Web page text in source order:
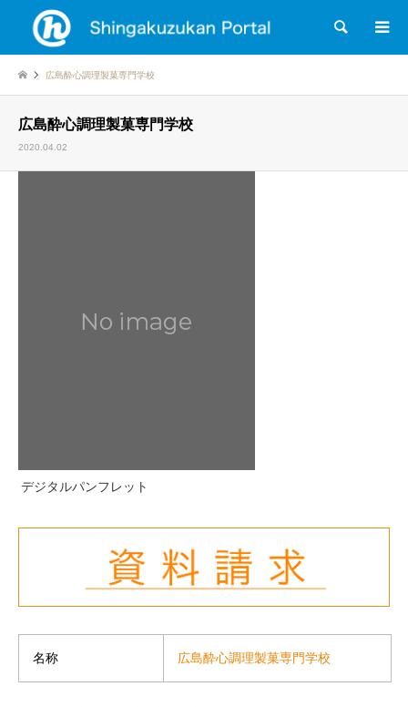
検索
広島酔心調理製菓専門学校
広島酔心調理製菓専門学校
2020.04.02
デジタルパンフレット
名称 広島酔心調理製菓専門学校